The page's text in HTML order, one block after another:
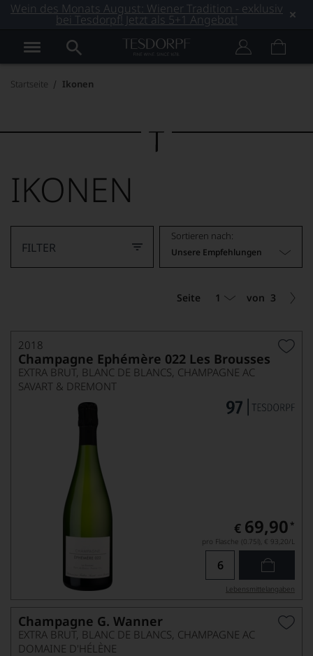
Wein des Monats August: Wiener Tradition - exklusiv
bei Tesdorpf! Jetzt als 5+1 Angebot!
Startseite Ikonen
IKONEN
FILTER
Sortieren nach:
Unsere Empfehlungen
Seite 1 von 3
2018
Champagne Ephémère 022 Les Brousses
EXTRA BRUT, BLANC DE BLANCS, CHAMPAGNE AC
SAVART & DREMONT
€ 69,90 *
pro Flasche (0.75l), € 93,20/L
Lebensmittel­angaben
Champagne G. Wanner
EXTRA BRUT, BLANC DE BLANCS, CHAMPAGNE AC
DOMAINE D'HÉLÈNE